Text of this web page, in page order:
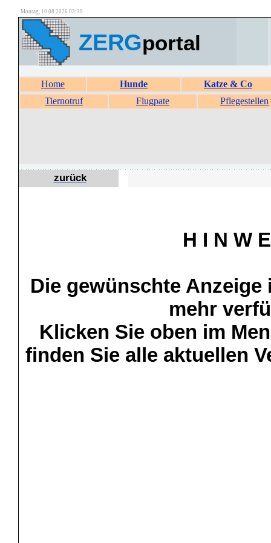
Montag, 10.08.2026 03:39
ZERGportal
Home Hunde
Katze & Co
Tiernotruf
Flugpate Pflegestellen
zurück
H I N W
Die gewünschte
mehr
Klicken Sie oben im
finden Sie alle aktuellen